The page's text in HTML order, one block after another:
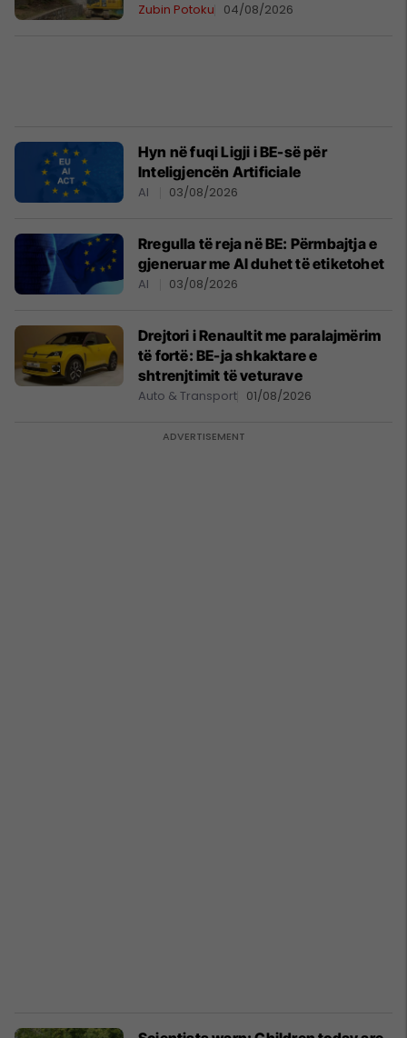
Zubin Potoku 04/08/2026
Hyn në fuqi Ligji i BE-së për
Inteligjencën Artificiale
AI 03/08/2026
Rregulla të reja në BE: Përmbajtja e
gjeneruar me AI duhet të etiketohet
AI 03/08/2026
Drejtori i Renaultit me paralajmërim
të fortë: BE-ja shkaktare e
shtrenjtimit të veturave
Auto & Transport 01/08/2026